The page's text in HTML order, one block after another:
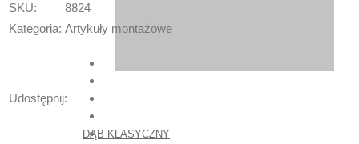
DĄB KLASYCZNY
SKU:
8824
Kategoria: Artykuły montażowe
Udostępnij: